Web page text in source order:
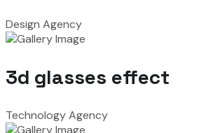
Design Agency
3d glasses effect
Technology Agency